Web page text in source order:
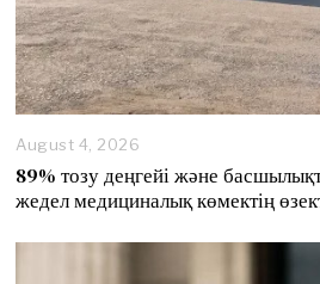
August 4, 2026
89% тозу деңгейі және
жедел медициналық көмектің